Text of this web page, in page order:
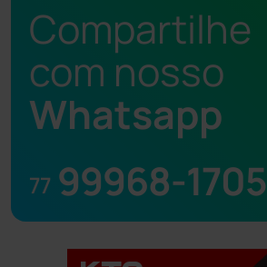
Compartilhe
com nosso
Whatsapp
77 99968-1705